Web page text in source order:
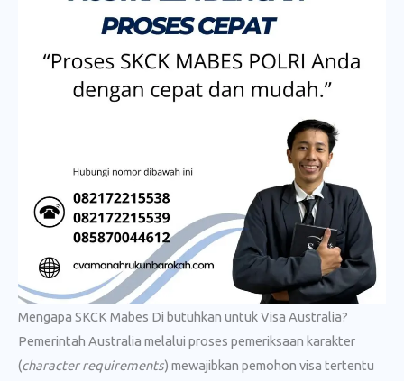
Mengapa SKCK Mabes Di butuhkan untuk Visa Australia?
Pemerintah Australia melalui proses pemeriksaan karakter
(character requirements) mewajibkan pemohon visa tertentu